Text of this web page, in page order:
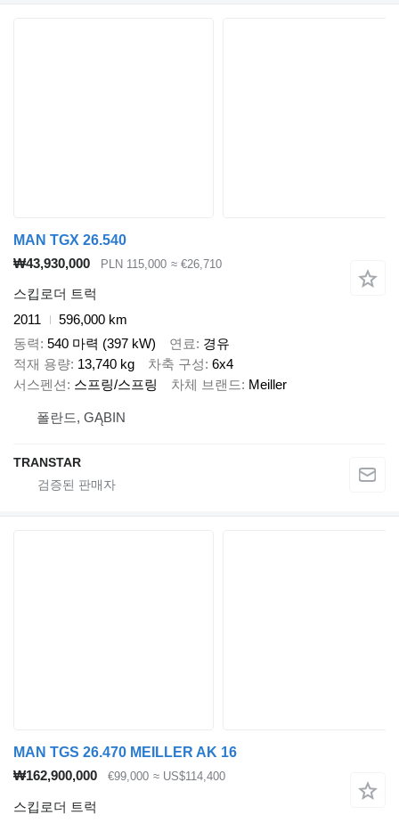
MAN TGX 26.540
₩43,930,000
PLN 115,000 ≈ €26,710
스킵로더 트럭
2011
596,000 km
동력 540 마력 (397 kW) 연료
경유
적재 용량 13,740 kg 차축 구성 6x4
서스펜션
스프링/스프링 차체 브랜드 Meiller
폴란드, GĄBIN
TRANSTAR
MAN TGS 26.470 MEILLER AK 16
₩162,900,000
€99,000 ≈ US$114,400
스킵로더 트럭